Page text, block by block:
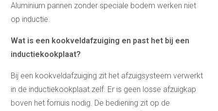
Aluminium pannen zonder speciale bodem werken niet
op inductie.
Wat is een kookveldafzuiging en past het bij een
inductiekookplaat?
Bij een kookveldafzuiging zit het afzuigsysteem verwerkt
in de inductiekookplaat zelf. Er is geen losse afzuigkap
boven het fornuis nodig. De bediening zit op de